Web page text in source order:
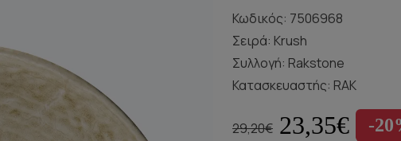
Κωδικός: 7506968
Σειρά: Krush
Συλλογή: Rakstone
Κατασκευαστής: RAK
29,20€ 23,35€ -